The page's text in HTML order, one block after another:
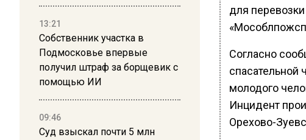
13:21
Собственник участка в
Подмосковье впервые
получил штраф за борщевик с
помощью ИИ
09:46
Суд взыскал почти 5 млн
для
Согласно
спасательной
молодого
Инцидент
Орехово-